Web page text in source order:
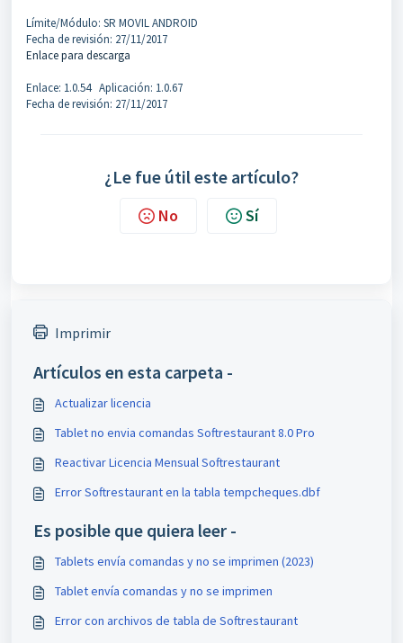
Límite/Módulo: SR MOVIL ANDROID
Fecha de revisión: 27/11/2017
Enlace para descarga
Enlace: 1.0.54 Aplicación: 1.0.67
Fecha de revisión: 27/11/2017
¿Le fue útil este artículo?
No Sí
Imprimir
Artículos en esta carpeta -
Actualizar licencia
Tablet no envia comandas Softrestaurant 8.0 Pro
Reactivar Licencia Mensual Softrestaurant
Error Softrestaurant en la tabla tempcheques.dbf
Es posible que quiera leer -
Tablets envía comandas y no se imprimen (2023)
Tablet envía comandas y no se imprimen
Error con archivos de tabla de Softrestaurant